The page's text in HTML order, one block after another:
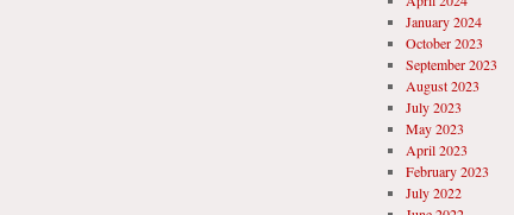
January 2024
October 2023
September 2023
August 2023
July 2023
May 2023
April 2023
February 2023
July 2022